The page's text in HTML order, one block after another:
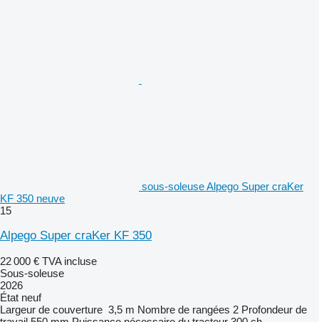
sous-soleuse Alpego Super craKer
KF 350 neuve
15
Alpego Super craKer KF 350
22 000 € TVA incluse
Sous-soleuse
2026
État neuf
Largeur de couverture 3,5 m Nombre de rangées 2 Profondeur de